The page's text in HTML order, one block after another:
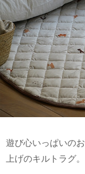
遊び心いっぱいの
上げのキルトラグ。